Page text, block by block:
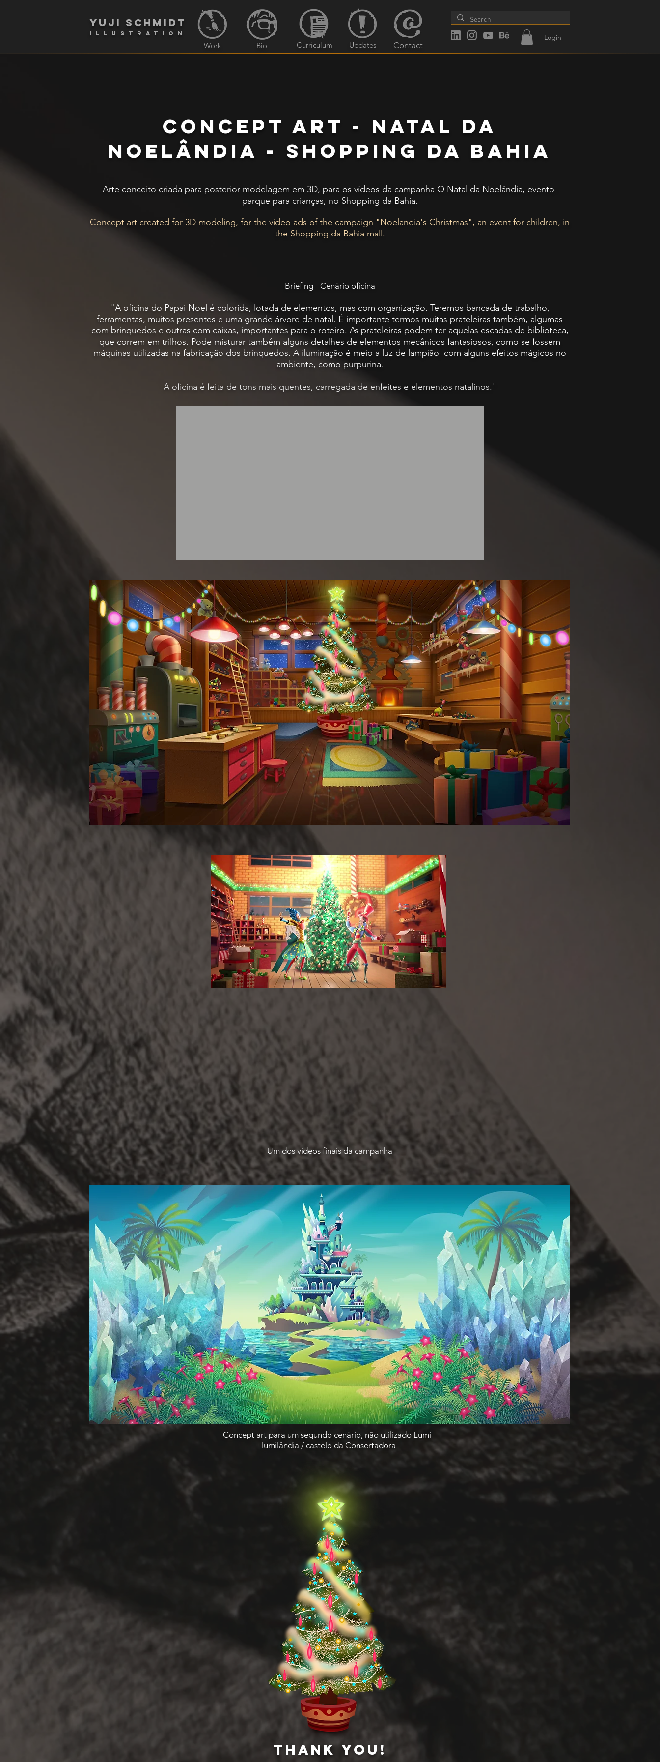
Work Contact
Updates
Curriculum
Bio
yuji schmidt
Illustration Login
concept art - natal da
noelândia - shopping da bahia
Arte conceito criada para posterior modelagem em 3D, para os vídeos da campanha O Natal da Noelândia, evento-
parque para crianças, no Shopping da Bahia.
Concept art created for 3D modeling, for the video ads of the campaign "Noelandia's Christmas", an event for children, in
the Shopping da Bahia mall.
Briefing - Cenário oficina
"A oficina do Papai Noel é colorida, lotada de elementos, mas com organização. Teremos bancada de trabalho,
ferramentas, muitos presentes e uma grande árvore de natal. É importante termos muitas prateleiras também, algumas
com brinquedos e outras com caixas, importantes para o roteiro. As prateleiras podem ter aquelas escadas de biblioteca,
que correm em trilhos. Pode misturar também alguns detalhes de elementos mecânicos fantasiosos, como se fossem
máquinas utilizadas na fabricação dos brinquedos. A iluminação é meio a luz de lampião, com alguns efeitos mágicos no
ambiente, como purpurina.
A oficina é feita de tons mais quentes, carregada de enfeites e elementos natalinos."
Um dos vídeos finais da campanha
Concept art para um segundo cenário, não utilizado Lumi-
lumilândia / castelo da Consertadora
Thank you!